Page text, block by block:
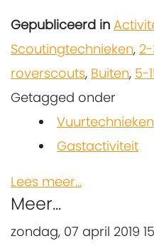
Gepubliceerd in
Scoutingtechnieken,
roverscouts, Buiten, 5-
Getagged onder
Vuurtechnieken
Gastactiviteit
Lees meer...
Meer...
zondag, 07 april 2019